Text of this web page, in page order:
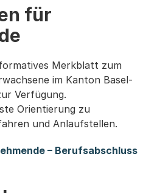
für
Merkblatt zum
im Kanton Basel-
Verfügung.
Orientierung zu
und Anlaufstellen.
– Berufsabschluss
einen Download)